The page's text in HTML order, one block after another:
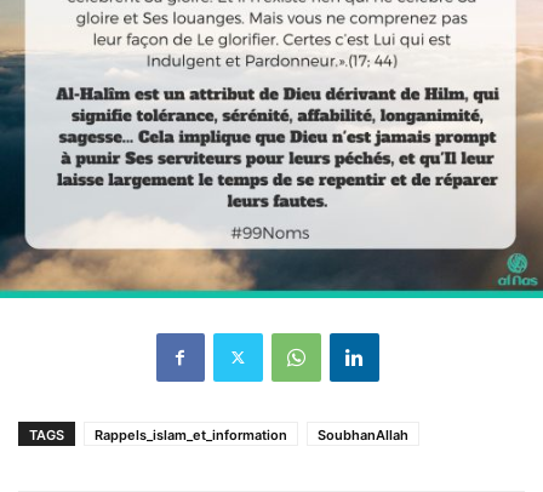
TAGS Rappels_islam_et_information SoubhanAllah